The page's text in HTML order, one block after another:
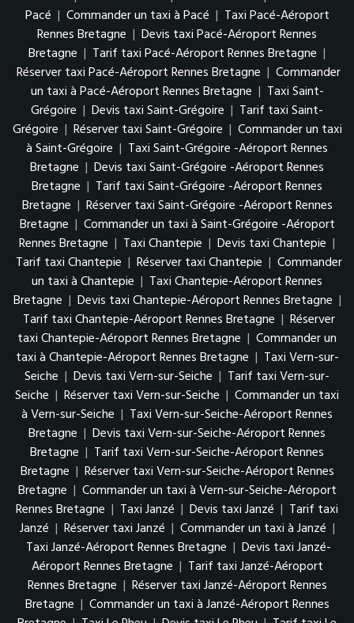
Pacé | Commander un taxi à Pacé | Taxi Pacé-Aéroport
Rennes Bretagne | Devis taxi Pacé-Aéroport Rennes
Bretagne | Tarif taxi Pacé-Aéroport Rennes Bretagne |
Réserver taxi Pacé-Aéroport Rennes Bretagne | Commander
un taxi à Pacé-Aéroport Rennes Bretagne | Taxi Saint-
Grégoire | Devis taxi Saint-Grégoire | Tarif taxi Saint-
Grégoire | Réserver taxi Saint-Grégoire | Commander un taxi
à Saint-Grégoire | Taxi Saint-Grégoire -Aéroport Rennes
Bretagne | Devis taxi Saint-Grégoire -Aéroport Rennes
Bretagne | Tarif taxi Saint-Grégoire -Aéroport Rennes
Bretagne | Réserver taxi Saint-Grégoire -Aéroport Rennes
Bretagne | Commander un taxi à Saint-Grégoire -Aéroport
Rennes Bretagne | Taxi Chantepie | Devis taxi Chantepie |
Tarif taxi Chantepie | Réserver taxi Chantepie | Commander
un taxi à Chantepie | Taxi Chantepie-Aéroport Rennes
Bretagne | Devis taxi Chantepie-Aéroport Rennes Bretagne |
Tarif taxi Chantepie-Aéroport Rennes Bretagne | Réserver
taxi Chantepie-Aéroport Rennes Bretagne | Commander un
taxi à Chantepie-Aéroport Rennes Bretagne | Taxi Vern-sur-
Seiche | Devis taxi Vern-sur-Seiche | Tarif taxi Vern-sur-
Seiche | Réserver taxi Vern-sur-Seiche | Commander un taxi
à Vern-sur-Seiche | Taxi Vern-sur-Seiche-Aéroport Rennes
Bretagne | Devis taxi Vern-sur-Seiche-Aéroport Rennes
Bretagne | Tarif taxi Vern-sur-Seiche-Aéroport Rennes
Bretagne | Réserver taxi Vern-sur-Seiche-Aéroport Rennes
Bretagne | Commander un taxi à Vern-sur-Seiche-Aéroport
Rennes Bretagne | Taxi Janzé | Devis taxi Janzé | Tarif taxi
Janzé | Réserver taxi Janzé | Commander un taxi à Janzé |
Taxi Janzé-Aéroport Rennes Bretagne | Devis taxi Janzé-
Aéroport Rennes Bretagne | Tarif taxi Janzé-Aéroport
Rennes Bretagne | Réserver taxi Janzé-Aéroport Rennes
Bretagne | Commander un taxi à Janzé-Aéroport Rennes